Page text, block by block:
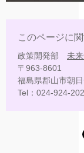
このページに
政策開発部 未
〒963-8601
福島県郡山市朝
Tel：024-924-